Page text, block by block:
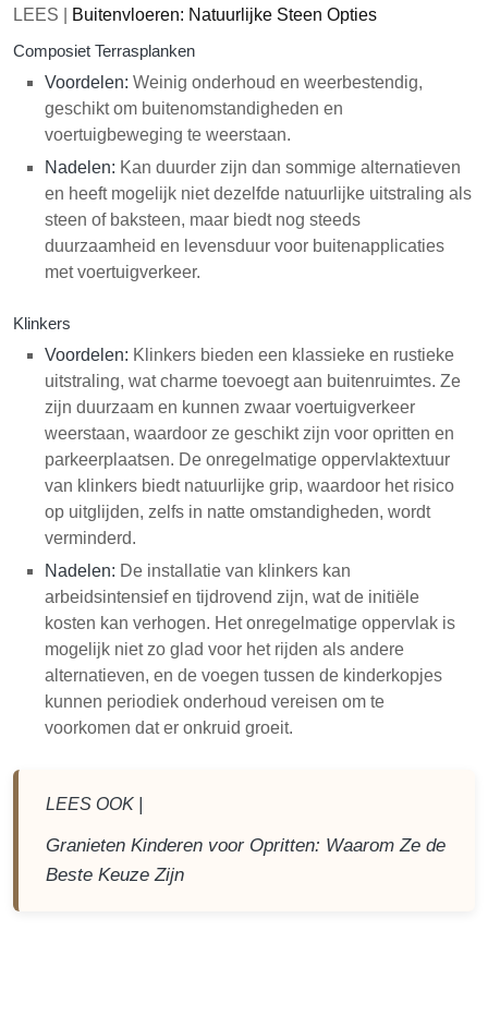
LEES |
Buitenvloeren: Natuurlijke Steen Opties
Composiet Terrasplanken
Voordelen: Weinig onderhoud en weerbestendig,
geschikt om buitenomstandigheden en
voertuigbeweging te weerstaan.
Nadelen: Kan duurder zijn dan sommige alternatieven
en heeft mogelijk niet dezelfde natuurlijke uitstraling als
steen of baksteen, maar biedt nog steeds
duurzaamheid en levensduur voor buitenapplicaties
met voertuigverkeer.
Klinkers
Voordelen: Klinkers bieden een klassieke en rustieke
uitstraling, wat charme toevoegt aan buitenruimtes. Ze
zijn duurzaam en kunnen zwaar voertuigverkeer
weerstaan, waardoor ze geschikt zijn voor opritten en
parkeerplaatsen. De onregelmatige oppervlaktextuur
van klinkers biedt natuurlijke grip, waardoor het risico
op uitglijden, zelfs in natte omstandigheden, wordt
verminderd.
Nadelen: De installatie van klinkers kan
arbeidsintensief en tijdrovend zijn, wat de initiële
kosten kan verhogen. Het onregelmatige oppervlak is
mogelijk niet zo glad voor het rijden als andere
alternatieven, en de voegen tussen de kinderkopjes
kunnen periodiek onderhoud vereisen om te
voorkomen dat er onkruid groeit.
LEES OOK |
Granieten Kinderen voor Opritten: Waarom Ze de
Beste Keuze Zijn